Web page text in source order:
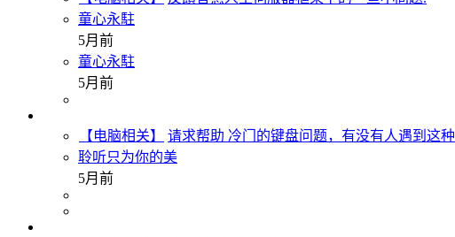
童心永駐
5月前
童心永駐
5月前
【电脑相关】
请求帮助 冷门的键盘问题，有没有人遇到这
聆听只为你的美
5月前